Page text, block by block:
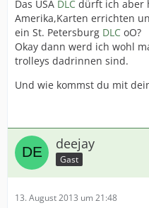
Das USA DLC dürft ich aber
Amerika,Karten errichten
ein St. Petersburg DLC oO?
Okay dann werd ich wohl
trolleys dadrinnen sind.
Und wie kommst du mit
deejay
Gast
13. August 2013 um 21:48